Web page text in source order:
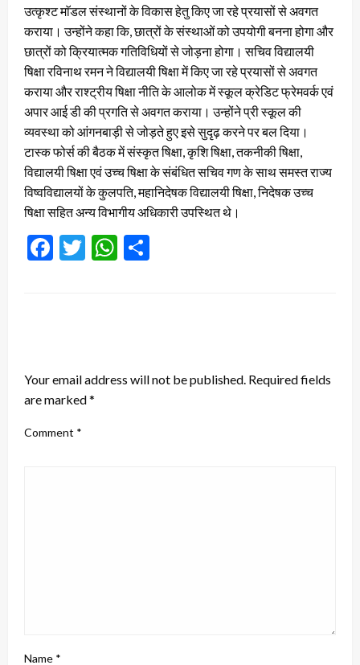
उत्कृश्ट माॅडल संस्थानों के विकास हेतु किए जा रहे प्रयासों से अवगत
कराया। उन्होंने कहा कि, छात्रों के संस्थाओं को उपयोगी बनना होगा और
छात्रों को क्रियात्मक गतिविधियों से जोड़ना होगा। सचिव विद्यालयी
षिक्षा रविनाथ रमन ने विद्यालयी षिक्षा में किए जा रहे प्रयासों से अवगत
कराया और राश्ट्रीय षिक्षा नीति के आलोक में स्कूल क्रेडिट फ्रेमवर्क एवं
अपार आई डी की प्रगति से अवगत कराया। उन्होंने प्री स्कूल की
व्यवस्था को आंगनबाड़ी से जोड़ते हुए इसे सुदृढ़ करने पर बल दिया।
टास्क फोर्स की बैठक में संस्कृत षिक्षा, कृशि षिक्षा, तकनीकी षिक्षा,
विद्यालयी षिक्षा एवं उच्च षिक्षा के संबंधित सचिव गण के साथ समस्त राज्य
विष्वविद्यालयों के कुलपति, महानिदेषक विद्यालयी षिक्षा, निदेषक उच्च
षिक्षा सहित अन्य विभागीय अधिकारी उपस्थित थे।
Facebook
TwitterWhatsApp
Your email address will not be published. Required fields
are marked*
Comment *
Name *